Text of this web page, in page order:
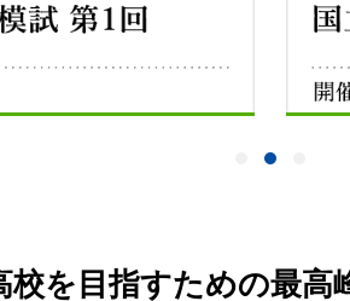
校を目指すための最高